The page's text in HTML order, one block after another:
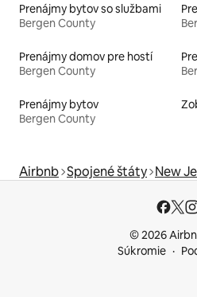
Prenájmy bytov so službami
Bergen County
Prenájmy domov pre hostí
Bergen County
Prenájmy bytov
Bergen County
Airbnb Spojené štáty New
© 2026
Súkromie